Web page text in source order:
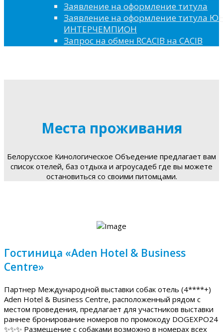
Заявление на оформление титула
Заявление на оформление титула
ИНТЕРЧЕМПИОН
Запрос на обмен RCACIB на CACIB
Места проживания
Белорусское Кинологическое Объедение предлагает вам
список отелей, баз отдыха и агроусадеб где вы можете
остановиться со своими питомцами.
Гостиница «Aden Hotel & Business
Centre»
Партнер Международной выставки собак отель (4****+)
Aden Hotel & Business Centre, расположенный рядом с
местом проведения, предлагает для участников выставки
раннее бронирование номеров по промокоду DOGEXPO24
✨✨✨ Размещение с собаками возможно в номерах всех